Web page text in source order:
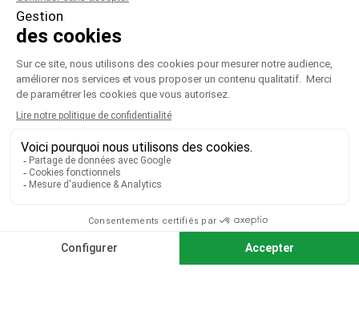
VOTRE COMPTE
CGV|CGU |Mentions légales
Paiement sécurisé
Télécharger notre catalogue
© 2026 TOUS DROITS RÉSERVÉS MIEUX VOIR